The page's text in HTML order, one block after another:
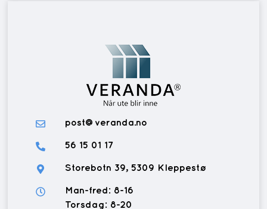
post@veranda.no
56 15 01 17
Storebotn 39, 5309 Kleppestø
Man-fred: 8-16
Torsdag: 8-20